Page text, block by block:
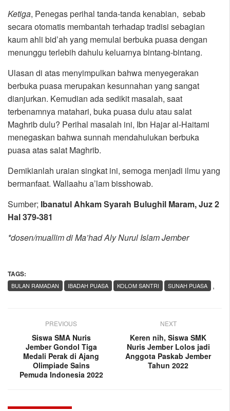
Ketiga, Penegas perihal tanda-tanda kenabian, sebab
secara otomatis membantah terhadap tradisi sebagian
kaum ahli bid’ah yang memulai berbuka puasa dengan
menunggu terlebih dahulu keluarnya bintang-bintang.
Ulasan di atas menyimpulkan bahwa menyegerakan
berbuka puasa merupakan kesunnahan yang sangat
dianjurkan. Kemudian ada sedikit masalah, saat
terbenamnya matahari, buka puasa dulu atau salat
Maghrib dulu? Perihal masalah ini, Ibn Hajar al-Haitami
menegaskan bahwa sunnah mendahulukan berbuka
puasa atas salat Maghrib.
Demikianlah uraian singkat ini, semoga menjadi ilmu yang
bermanfaat. Wallaahu a’lam bisshowab.
Sumber; Ibanatul Ahkam Syarah Bulughil Maram, Juz 2
Hal 379-381
*dosen/muallim di Ma’had Aly Nurul Islam Jember
TAGS:
,
BULAN RAMADAN IBADAH PUASA KOLOM SANTRI SUNAH PUASA
PREVIOUS
Siswa SMA Nuris
Jember Gondol Tiga
Medali Perak di Ajang
Olimpiade Sains
Pemuda Indonesia 2022
NEXT
Keren nih, Siswa SMK
Nuris Jember Lolos jadi
Anggota Paskab Jember
Tahun 2022